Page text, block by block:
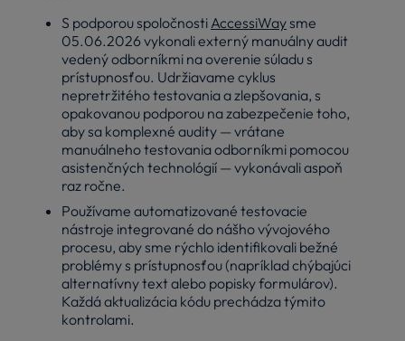
S podporou spoločnosti AccessiWaysme
05.06.2026 vykonali externý manuálny audit
vedený odborníkmi na overenie súladu s
prístupnosťou. Udržiavame cyklus
nepretržitého testovania a zlepšovania, s
opakovanou podporou na zabezpečenie toho,
aby sa komplexné audity — vrátane
manuálneho testovania odborníkmi pomocou
asistenčných technológií — vykonávali aspoň
raz ročne.
Používame automatizované testovacie
nástroje integrované do nášho vývojového
procesu, aby sme rýchlo identifikovali bežné
problémy s prístupnosťou (napríklad chýbajúci
alternatívny text alebo popisky formulárov).
Každá aktualizácia kódu prechádza týmito
kontrolami.